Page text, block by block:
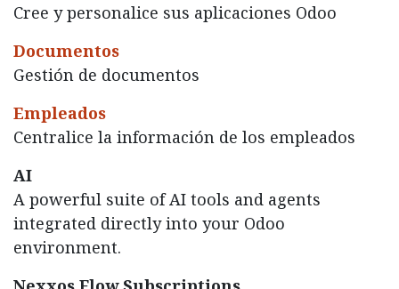
Cree y personalice sus aplicaciones Odoo
Documentos
Gestión de documentos
Empleados
Centralice la información de los empleados
AI
A powerful suite of AI tools and agents
integrated directly into your Odoo
environment.